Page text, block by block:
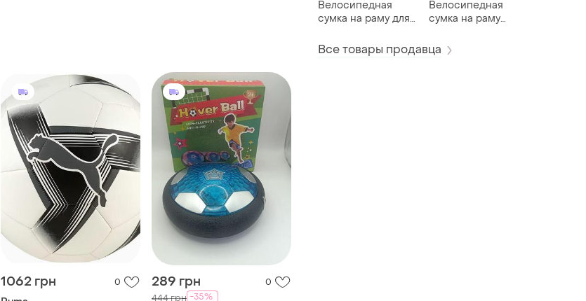
Велосипедная
сумка на раму для
(велосумка)
rockrider actv 100
Велосипедная
сумка на раму
rockrider advt 900
m ipx3 3,5 л черный
Все товары продавца
1062 грн 0 289 грн 0
-35%